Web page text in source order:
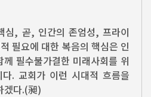
심, 곧, 인간의 존엄성, 프라이
필요에 대한 복음의 핵심은 인
필수불가결한 미래사회를 위
. 교회가 이런 시대적 흐름을
겠다.(昶)